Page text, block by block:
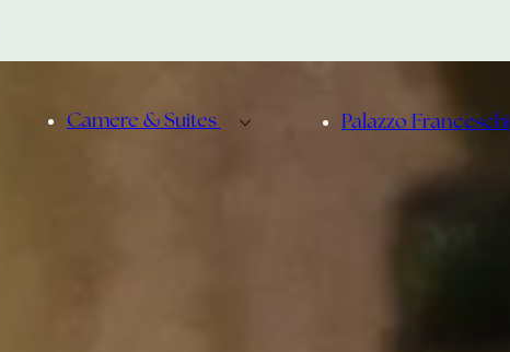
Camere & Suites Palazzo Franceschi